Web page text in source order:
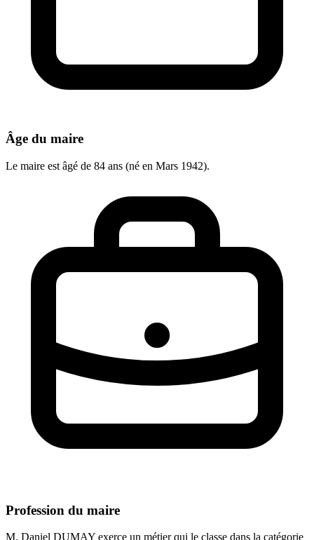
Âge du maire
Le maire est âgé de 84 ans (né en Mars 1942).
Profession du maire
M. Daniel DUMAY exerce un métier qui le classe dans la catégorie